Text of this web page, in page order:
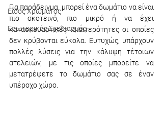
Είδος Χρώματος
Εσωτερικός Σχεδιασμός
Για παράδειγμα, μπορεί ένα δωμάτιο να είναι
πιο σκοτεινό, πιο μικρό ή να έχει
κατασκευαστικές ιδιαιτερότητες οι οποίες
δεν κρύβονται εύκολα. Ευτυχώς, υπάρχουν
πολλές λύσεις για την κάλυψη τέτοιων
ατελειών, με τις οποίες μπορείτε να
μετατρέψετε το δωμάτιο σας σε έναν
υπέροχο χώρο.